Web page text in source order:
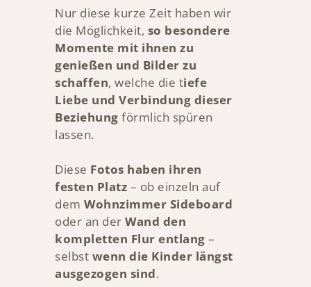
Nur diese kurze Zeit haben wir
die Möglichkeit, so besondere
Momente mit ihnen zu
genießen und Bilder zu
schaffen, welche die tiefe
Liebe und Verbindung dieser
Beziehung förmlich spüren
lassen.
Diese Fotos haben ihren
festen Platz – ob einzeln auf
dem Wohnzimmer Sideboard
oder an der Wand den
kompletten Flur entlang –
selbst wenn die Kinder längst
ausgezogen sind.